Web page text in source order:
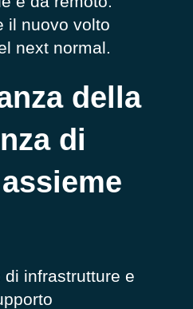
il nuovo volto
next normal.
della
di
infrastrutture e